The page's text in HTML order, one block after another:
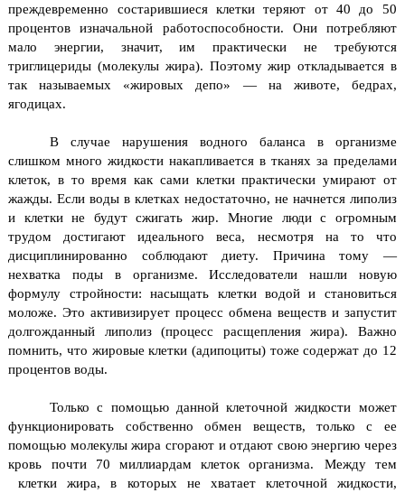
преждевременно состарившиеся клетки теряют от 40 до 50
процентов изначальной работоспо­собности. Они потребляют
мало энергии, значит, им практически не требуются
триглицериды (молекулы жира). Поэтому жир от­кладывается в
так называемых «жировых депо» — на животе, бедрах,
ягодицах.
В случае нарушения водного баланса в организме
слишком много жидкости накапливается в тканях за пределами
клеток, в то время как сами клетки прак­тически умирают от
жажды. Если воды в клетках не­достаточно, не начнется липолиз
и клетки не будут сжигать жир.
Многие люди с огромным
трудом достигают идеального веса, несмотря на то что
дисциплинированно соблюдают диету. Причина тому —
нехватка поды в организме.
Исследователи нашли новую
формулу стройности: насы­щать клетки водой и становиться
моложе. Это активизирует процесс обмена веществ и запустит
долгожданный липолиз (процесс расщепления жира). Важно
помнить, что жировые клетки (адипоциты) тоже со­держат до 12
процентов воды.
Только с помощью данной кле­точной жидкости может
функционировать собственно обмен веществ, только с ее
помощью молекулы жира сгорают и отда­ют свою энергию через
кровь почти 70 миллиардам клеток ор­ганизма.
Между тем
клетки жира, в которых не хватает клеточной жидкости,